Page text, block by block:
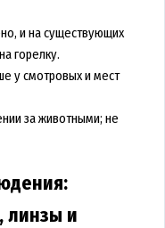
и на существующих
горелку.
у смотровых и мест
за животными; не
линзы и